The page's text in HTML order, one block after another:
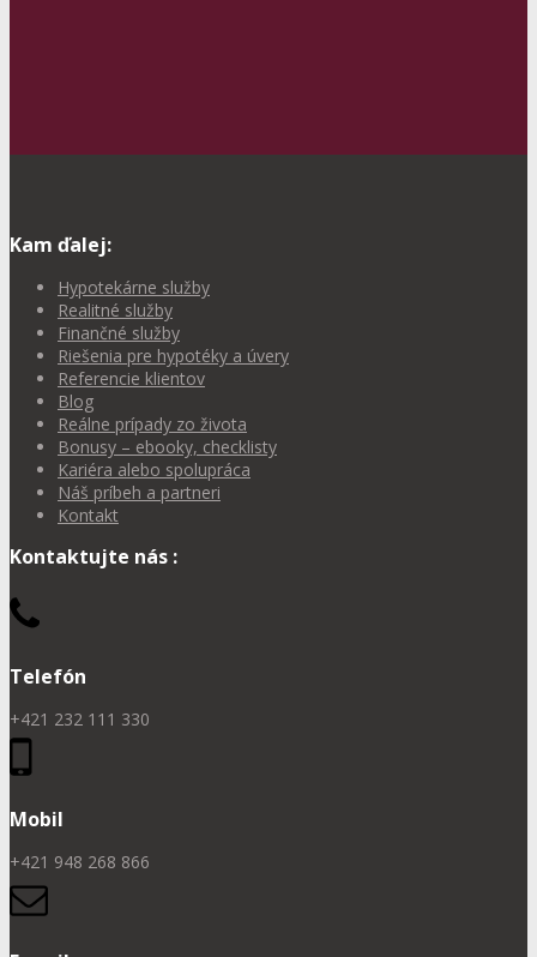
Kam ďalej:
Hypotekárne služby
Realitné služby
Finančné služby
Riešenia pre hypotéky a úvery
Referencie klientov
Blog
Reálne prípady zo života
Bonusy – ebooky, checklisty
Kariéra alebo spolupráca
Náš príbeh a partneri
Kontakt
Kontaktujte nás :
Telefón
+421 232 111 330
Mobil
+421 948 268 866